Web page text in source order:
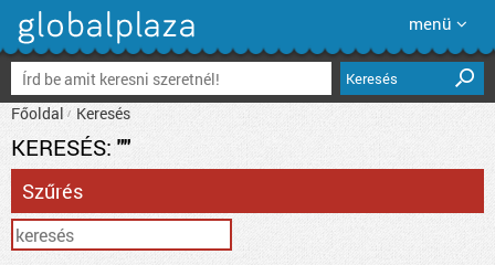
menü
Keresés
Főoldal Keresés
KERESÉS: ""
Szűrés